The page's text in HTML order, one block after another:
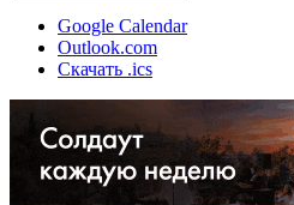
Google Calendar
Outlook.com
Скачать .ics